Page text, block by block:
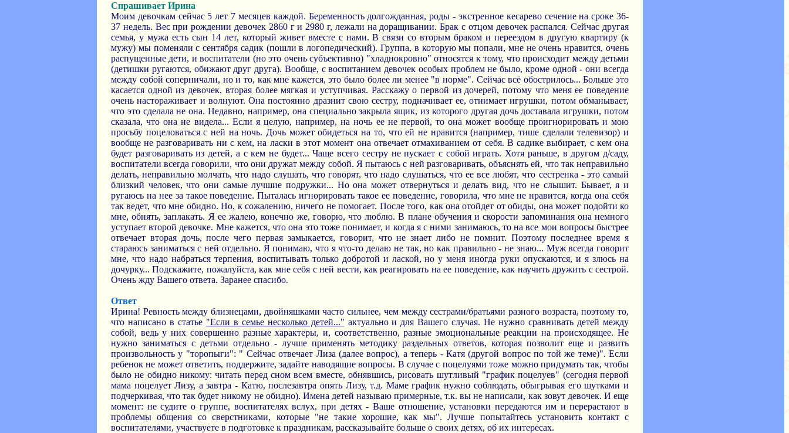
Спрашивает Ирина
Моим девочкам сейчас 5 лет 7 месяцев каждой. Беременность долгожданная, роды - экстренное кесарево сечение на сроке 36-
37 недель. Вес при рождении девочек 2860 г и 2980 г, лежали на доращивании. Брак с отцом девочек распался. Сейчас другая
семья, у мужа есть сын 14 лет, который живет вместе с нами. В связи со вторым браком и переездом в другую квартиру (к
мужу) мы поменяли с сентября садик (пошли в логопедический). Группа, в которую мы попали, мне не очень нравится, очень
распущенные дети, и воспитатели (но это очень субъективно) "хладнокровно" относятся к тому, что происходит между детьми
(детишки ругаются, обижают друг друга). Вообще, с воспитанием девочек особых проблем не было, кроме одной - они всегда
между собой соперничали, но и то, как мне кажется, это было более ли менее "в норме". Сейчас всё обострилось... Больше это
касается одной из девочек, вторая более мягкая и уступчивая. Расскажу о первой из дочерей, потому что меня ее поведение
очень настораживает и волнуют. Она постоянно дразнит свою сестру, подначивает ее, отнимает игрушки, потом обманывает,
что это сделала не она. Недавно, например, она специально закрыла ящик, из которого другая дочь доставала игрушки, потом
сказала, что она не видела... Если я целую, например, на ночь ее не первой, то она может вообще проигнорировать и мою
просьбу поцеловаться с ней на ночь. Дочь может обидеться на то, что ей не нравится (например, тише сделали телевизор) и
вообще не разговаривать ни с кем, на ласки в этот момент она отвечает отмахиванием от себя. В садике выбирает, с кем она
будет разговаривать из детей, а с кем не будет... Чаще всего сестру не пускает с собой играть. Хотя раньше, в другом д/саду,
воспитатели всегда говорили, что они дружат между собой. Я пытаюсь с ней разговаривать, объяснять ей, что так неправильно
делать, неправильно молчать, что надо слушать, что говорят, что надо слушаться, что ее все любят, что сестренка - это самый
близкий человек, что они самые лучшие подружки... Но она может отвернуться и делать вид, что не слышит. Бывает, я и
ругаюсь на нее за такое поведение. Пыталась игнорировать такое ее поведение, говорила, что мне не нравится, когда она себя
так ведет, что мне обидно. Но, к сожалению, ничего не помогает. После того, как она отойдет от обиды, она может подойти ко
мне, обнять, заплакать. Я ее жалею, конечно же, говорю, что люблю. В плане обучения и скорости запоминания она немного
уступает второй девочке. Мне кажется, что она это тоже понимает, и когда я с ними занимаюсь, то на все мои вопросы быстрее
отвечает вторая дочь, после чего первая замыкается, говорит, что не знает либо не помнит. Поэтому последнее время я
стараюсь заниматься с ней отдельно. Я понимаю, что я что-то делаю не так, но как правильно - не знаю... Муж всегда говорит
мне, что надо набраться терпения, воспитывать только добротой и лаской, но у меня иногда руки опускаются, и я злюсь на
дочурку... Подскажите, пожалуйста, как мне себя с ней вести, как реагировать на ее поведение, как научить дружить с сестрой.
Очень жду Вашего ответа. Заранее спасибо.
Ответ
Ирина! Ревность между близнецами, двойняшками часто сильнее, чем между сестрами/братьями разного возраста, поэтому то,
что написано в статье "Если в семье несколько детей..." актуально и для Вашего случая. Не нужно сравнивать детей между
собой, ведь у них совершенно разные характеры, и, соответственно, разные эмоциональные реакции на происходящее. Не
нужно заниматься с детьми отдельно - лучше применять методику раздельных ответов, которая позволит еще и развить
произвольность у "торопыги": " Сейчас отвечает Лиза (далее вопрос), а теперь - Катя (другой вопрос по той же теме)". Если
ребенок не может ответить, поддержите, задайте наводящие вопросы. В случае с поцелуями тоже можно придумать так, чтобы
было не обидно никому: читать перед сном всем вместе, обнявшись, рисовать шутливый "график поцелуев" (сегодня первой
мама поцелует Лизу, а завтра - Катю, послезавтра опять Лизу, т.д. Маме график нужно соблюдать, обыгрывая его шутками и
подчеркивая, что так будет никому не обидно). Имена детей называю примерные, т.к. вы не написали, как зовут девочек. И еще
момент: не судите о группе, воспитателях вслух, при детях - Ваше отношение, установки передаются им и перерастают в
проблемы общения со сверстниками, которые "не такие хорошие, как мы". Лучше попытайтесь установить контакт с
воспитателями, участвуете в подготовке к праздникам, рассказывайте больше о своих детях, об их интересах.